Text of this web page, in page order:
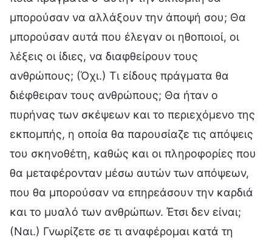
μπορούσαν να αλλάξουν την άποψή σου; Θα
μπορούσαν αυτά που έλεγαν οι ηθοποιοί, οι
λέξεις οι ίδιες, να διαφθείρουν τους
ανθρώπους; (Όχι.) Τι είδους πράγματα θα
διέφθειραν τους ανθρώπους; Θα ήταν ο
πυρήνας των σκέψεων και το περιεχόμενο της
εκπομπής, η οποία θα παρουσίαζε τις απόψεις
του σκηνοθέτη, καθώς και οι πληροφορίες που
θα μεταφέρονταν μέσω αυτών των απόψεων,
που θα μπορούσαν να επηρεάσουν την καρδιά
και το μυαλό των ανθρώπων. Έτσι δεν είναι;
(Ναι.) Γνωρίζετε σε τι αναφέρομαι κατά τη